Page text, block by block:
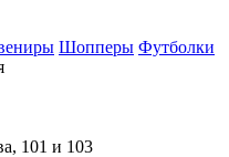
Шопперы Футболки
101 и 103